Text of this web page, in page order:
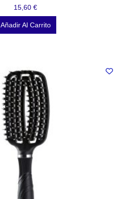
15,60 €
Añadir Al Carrito